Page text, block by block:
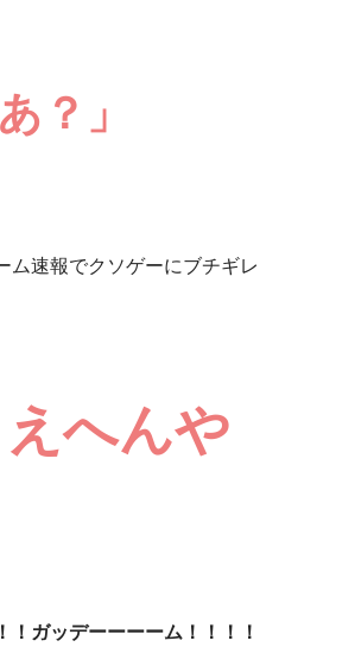
？」
へんや
！ガッデーーーーム！！！！